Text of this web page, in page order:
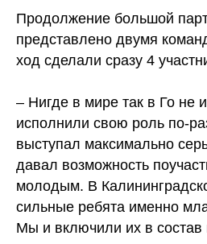
Продолжение большой
представлено двумя
ход сделали сразу 4
– Нигде в мире так в Го не
исполнили свою роль по-
выступал максимально
давал возможность
молодым. В
сильные ребята именно
Мы и включили их в